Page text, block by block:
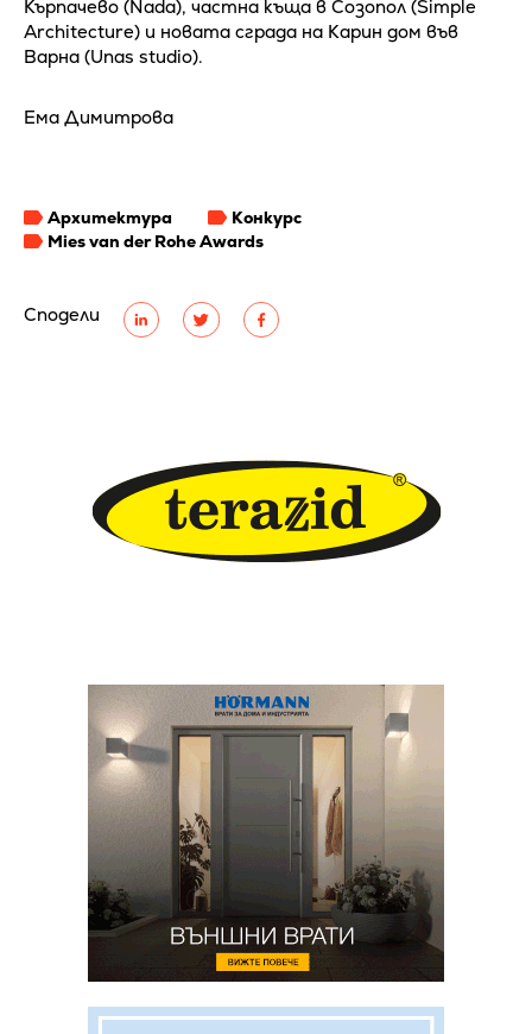
Сподели
Кърпачево (Nada), частна къща в Созопол (Simple
Architecture) и новата сграда на Карин дом във
Варна (Unas studio).
Ема Димитрова
Архитектура
Конкурс
Mies van der Rohe Awards